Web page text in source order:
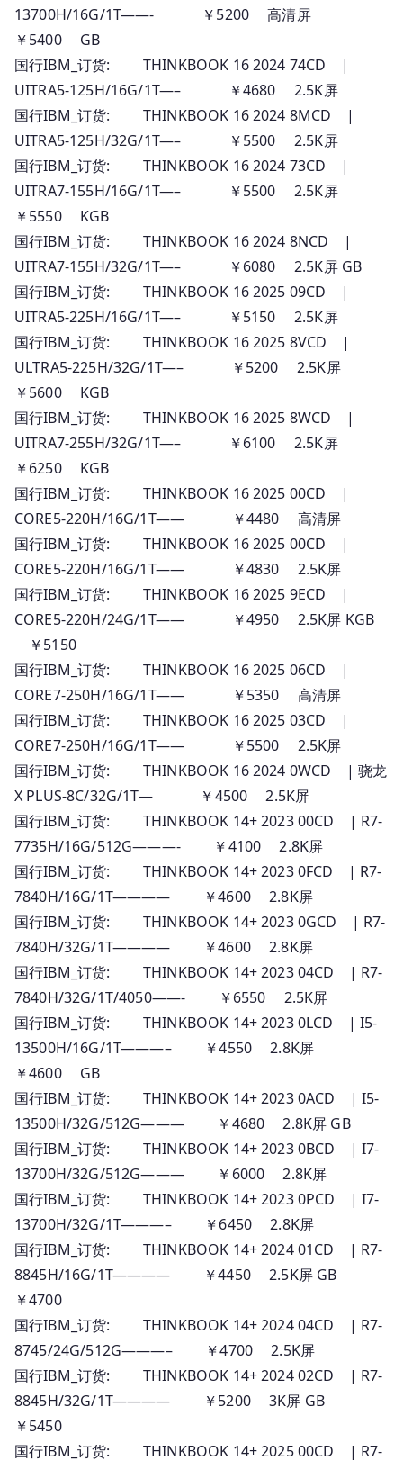
13700H/16G/1T——- ￥5200 高清屏
￥5400 GB
国行IBM_订货: THINKBOOK 16 2024 74CD |
UITRA5-125H/16G/1T—– ￥4680 2.5K屏
国行IBM_订货: THINKBOOK 16 2024 8MCD |
UITRA5-125H/32G/1T—– ￥5500 2.5K屏
国行IBM_订货: THINKBOOK 16 2024 73CD |
UITRA7-155H/16G/1T—– ￥5500 2.5K屏
￥5550 KGB
国行IBM_订货: THINKBOOK 16 2024 8NCD |
UITRA7-155H/32G/1T—– ￥6080 2.5K屏 GB
国行IBM_订货: THINKBOOK 16 2025 09CD |
UITRA5-225H/16G/1T—– ￥5150 2.5K屏
国行IBM_订货: THINKBOOK 16 2025 8VCD |
ULTRA5-225H/32G/1T—– ￥5200 2.5K屏
￥5600 KGB
国行IBM_订货: THINKBOOK 16 2025 8WCD |
UITRA7-255H/32G/1T—– ￥6100 2.5K屏
￥6250 KGB
国行IBM_订货: THINKBOOK 16 2025 00CD |
CORE5-220H/16G/1T—— ￥4480 高清屏
国行IBM_订货: THINKBOOK 16 2025 00CD |
CORE5-220H/16G/1T—— ￥4830 2.5K屏
国行IBM_订货: THINKBOOK 16 2025 9ECD |
CORE5-220H/24G/1T—— ￥4950 2.5K屏 KGB
￥5150
国行IBM_订货: THINKBOOK 16 2025 06CD |
CORE7-250H/16G/1T—— ￥5350 高清屏
国行IBM_订货: THINKBOOK 16 2025 03CD |
CORE7-250H/16G/1T—— ￥5500 2.5K屏
国行IBM_订货: THINKBOOK 16 2024 0WCD | 骁龙
X PLUS-8C/32G/1T— ￥4500 2.5K屏
国行IBM_订货: THINKBOOK 14+ 2023 00CD | R7-
7735H/16G/512G———- ￥4100 2.8K屏
国行IBM_订货: THINKBOOK 14+ 2023 0FCD | R7-
7840H/16G/1T———— ￥4600 2.8K屏
国行IBM_订货: THINKBOOK 14+ 2023 0GCD | R7-
7840H/32G/1T———— ￥4600 2.8K屏
国行IBM_订货: THINKBOOK 14+ 2023 04CD | R7-
7840H/32G/1T/4050——- ￥6550 2.5K屏
国行IBM_订货: THINKBOOK 14+ 2023 0LCD | I5-
13500H/16G/1T———– ￥4550 2.8K屏
￥4600 GB
国行IBM_订货: THINKBOOK 14+ 2023 0ACD | I5-
13500H/32G/512G——— ￥4680 2.8K屏 GB
国行IBM_订货: THINKBOOK 14+ 2023 0BCD | I7-
13700H/32G/512G——— ￥6000 2.8K屏
国行IBM_订货: THINKBOOK 14+ 2023 0PCD | I7-
13700H/32G/1T———– ￥6450 2.8K屏
国行IBM_订货: THINKBOOK 14+ 2024 01CD | R7-
8845H/16G/1T———— ￥4450 2.5K屏 GB
￥4700
国行IBM_订货: THINKBOOK 14+ 2024 04CD | R7-
8745/24G/512G———– ￥4700 2.5K屏
国行IBM_订货: THINKBOOK 14+ 2024 02CD | R7-
8845H/32G/1T———— ￥5200 3K屏 GB
￥5450
国行IBM_订货: THINKBOOK 14+ 2025 00CD | R7-